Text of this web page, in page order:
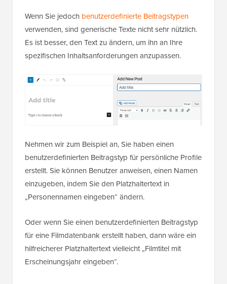
Wenn Sie jedoch benutzerdefinierte Beitragstypen
verwenden, sind generische Texte nicht sehr nützlich.
Es ist besser, den Text zu ändern, um ihn an Ihre
spezifischen Inhaltsanforderungen anzupassen.
Nehmen wir zum Beispiel an, Sie haben einen
benutzerdefinierten Beitragstyp für persönliche Profile
erstellt. Sie können Benutzer anweisen, einen Namen
einzugeben, indem Sie den Platzhaltertext in
„Personennamen eingeben“ ändern.
Oder wenn Sie einen benutzerdefinierten Beitragstyp
für eine Filmdatenbank erstellt haben, dann wäre ein
hilfreicherer Platzhaltertext vielleicht „Filmtitel mit
Erscheinungsjahr eingeben“.